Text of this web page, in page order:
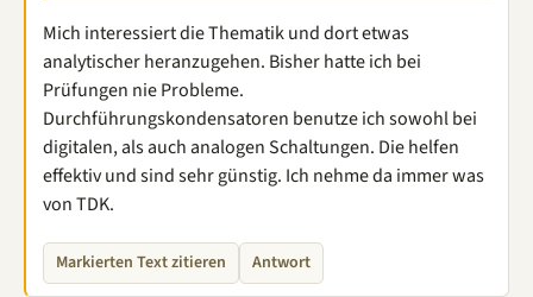
Mich interessiert die Thematik und dort etwas
analytischer heranzugehen. Bisher hatte ich bei
Prüfungen nie Probleme.
Durchführungskondensatoren benutze ich sowohl bei
digitalen, als auch analogen Schaltungen. Die helfen
effektiv und sind sehr günstig. Ich nehme da immer was
von TDK.
Markierten Text zitieren Antwort